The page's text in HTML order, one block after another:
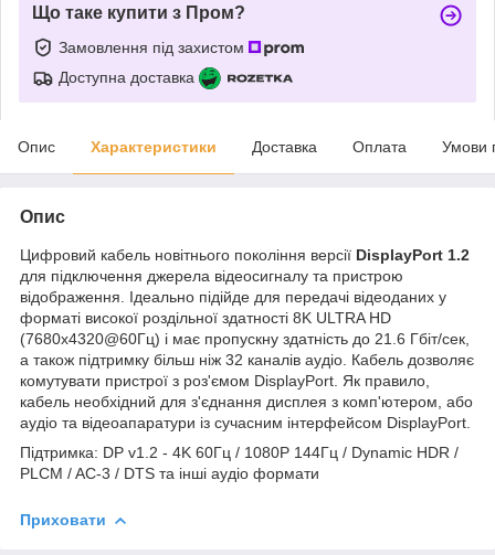
Що таке купити з Пром?
Замовлення під захистом
Доступна доставка
Опис Характеристики Доставка Оплата Умови
Опис
Цифровий кабель новітнього покоління версії DisplayPort 1.2
для підключення джерела відеосигналу та пристрою
відображення. Ідеально підійде для передачі відеоданих у
форматі високої роздільної здатності 8K ULTRA HD
(7680х4320@60Гц) і має пропускну здатність до 21.6 Гбіт/сек,
а також підтримку більш ніж 32 каналів аудіо. Кабель дозволяє
комутувати пристрої з роз'ємом DisplayPort. Як правило,
кабель необхідний для з'єднання дисплея з комп'ютером, або
аудіо та відеоапаратури із сучасним інтерфейсом DisplayPort.
Підтримка: DP v1.2 - 4K 60Гц / 1080P 144Гц / Dynamic HDR /
PLCM / AC-3 / DTS та інші аудіо формати
Приховати